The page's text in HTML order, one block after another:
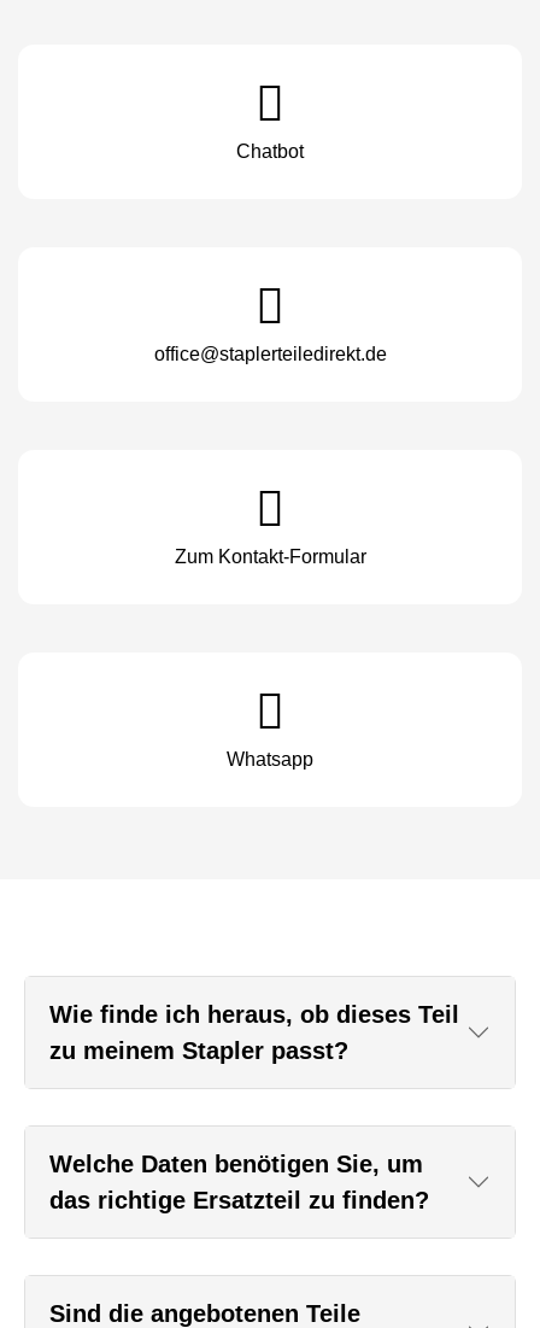
Chatbot
office@staplerteiledirekt.de
Zum Kontakt-Formular
Whatsapp
Wie finde ich heraus, ob dieses Teil
zu meinem Stapler passt?
Welche Daten benötigen Sie, um
das richtige Ersatzteil zu finden?
Sind die angebotenen Teile